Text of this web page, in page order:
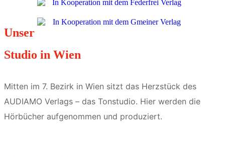
Unser
Studio in Wien
Mitten im 7. Bezirk in Wien sitzt das Herzstück des
AUDIAMO Verlags – das Tonstudio. Hier werden die
Hörbücher aufgenommen und produziert.